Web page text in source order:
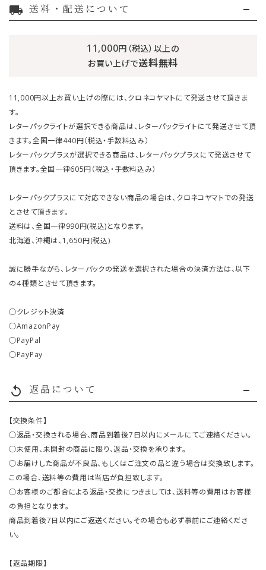
local_shipping 送料・配送について
11,000円（税込）以上の
お買い上げで送料無料
11,000円以上お買い上げの際には、クロネコヤマトにて発送させて頂きま
す。
レターパックライトが選択できる商品は、レターパックライトにて発送させて頂
きます。全国一律440円（税込・手数料込み）
レターパックプラスが選択できる商品は、レターパックプラスにて発送させて
頂きます。全国一律605円（税込・手数料込み）
レターパックプラスにて対応できない商品の場合は、クロネコヤマトでの発送
とさせて頂きます。
送料は、全国一律990円(税込)となります。
北海道、沖縄は、1,650円(税込)
誠に勝手ながら、レターパックの発送を選択された場合の決済方法は、以下
の４種類とさせて頂きます。
○クレジット決済
○AmazonPay
○PayPal
○PayPay
replay 返品について
【交換条件】
○返品・交換される場合、商品到着後7日以内にメールにてご連絡ください。
○未使用、未開封の商品に限り、返品・交換を承ります。
○お届けした商品が不良品、もしくはご注文の品と違う場合は交換致します。
この場合、送料等の費用は当店が負担致します。
○お客様のご都合による返品・交換につきましては、送料等の費用はお客様
の負担となります。
商品到着後7日以内にご返送ください。その場合も必ず事前にご連絡くださ
い。
【返品期限】